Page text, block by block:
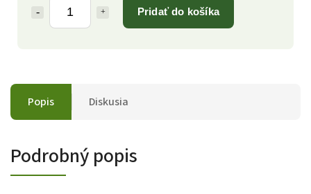
Pridať do košíka
Popis Diskusia
Podrobný popis